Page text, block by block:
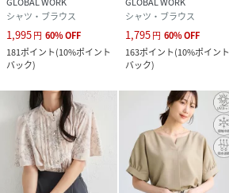
シャツ・ブラウス
1,995円 60%OFF
181ポイント(10%ポイント
バック)
シャツ・ブラウス
1,795円 60%OFF
163ポイント(10%ポイント
バック)